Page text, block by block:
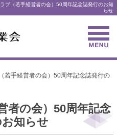
（若手経営者の会）50周年記念誌発行のお知
らせ
手経営者の会）50周年記念誌発行の
者の会）50周年記念
知らせ